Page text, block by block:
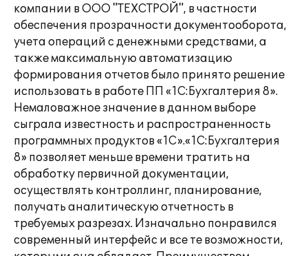
компании в ООО "ТЕХСТРОЙ", в частности
обеспечения прозрачности документооборота,
учета операций с денежными средствами, а
также максимальную автоматизацию
формирования отчетов было принято решение
использовать в работе ПП «1С:Бухгалтерия 8».
Немаловажное значение в данном выборе
сыграла известность и распространенность
программных продуктов «1С».«1С:Бухгалтерия
8» позволяет меньше времени тратить на
обработку первичной документации,
осуществлять контроллинг, планирование,
получать аналитическую отчетность в
требуемых разрезах. Изначально понравился
современный интерфейс и все те возможности,